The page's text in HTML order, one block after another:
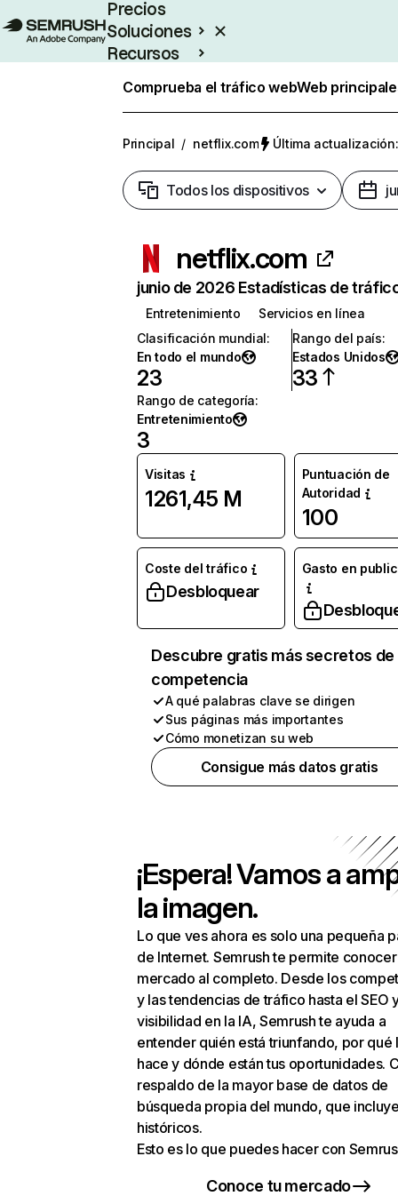
Precios
Soluciones
Recursos
Comprueba el tráfico webWeb
Principal / netflix.com Última
Todos los dispositivos
netflix.com
junio de 2026 Estadísticas de
Entretenimiento
Servicios en línea
Clasificación mundial:
En todo el mundo
23
Rango del país:
Estados Unidos
33
Rango de categoría:
Entretenimiento
3
Visitas
1261,45 M
Puntuación de
Autoridad
100
Coste del tráfico
Desbloquear
Gasto en
Descubre gratis más secretos de
competencia
A qué palabras clave se dirigen
Sus páginas más importantes
Cómo monetizan su web
Consigue más datos gratis
¡Espera! Vamos a
la imagen.
Lo que ves ahora es solo una pequeña
de Internet. Semrush te permite
mercado al completo. Desde los
y las tendencias de tráfico hasta el SEO
visibilidad en la IA, Semrush te ayuda a
entender quién está triunfando, por qué
hace y dónde están tus oportunidades.
respaldo de la mayor base de datos de
búsqueda propia del mundo, que
históricos.
Esto es lo que puedes hacer con
Conoce tu mercado